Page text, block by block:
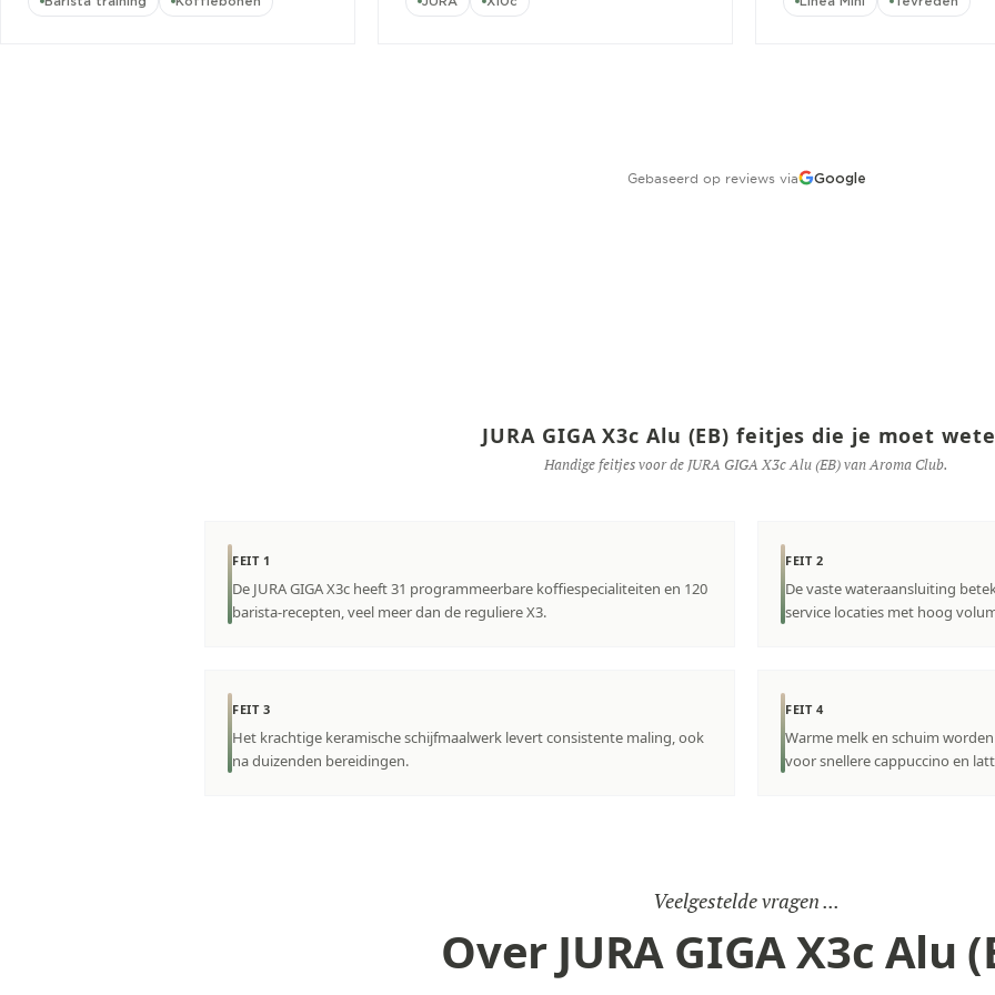
Gebaseerd op reviews via Google
JURA GIGA X3c Alu (EB) feitjes die je moet
Handige feitjes voor de JURA GIGA X3c Alu (EB) van Aroma Club.
FEIT 1
De JURA GIGA X3c heeft 31 programmeerbare koffiespecialiteiten en 120
barista-recepten, veel meer dan de reguliere X3.
FEIT 2
De vaste wateraansluiting
service locaties met hoog
FEIT 3
Het krachtige keramische schijfmaalwerk levert consistente maling, ook
na duizenden bereidingen.
FEIT 4
Warme melk en schuim
voor snellere cappuccino en
Veelgestelde vragen ...
Over JURA GIGA X3c Alu